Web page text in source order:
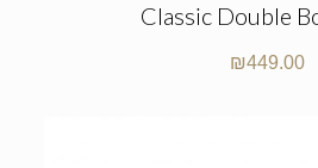
Classic Double
₪449.00